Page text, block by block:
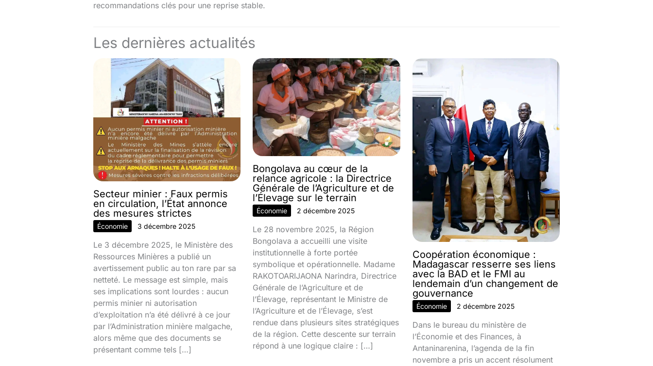
recommandations clés pour une reprise stable.
Les dernières actualités
Secteur minier : Faux permis
en circulation, l’État annonce
des mesures strictes
Économie 3 décembre 2025
Le 3 décembre 2025, le Ministère des
Ressources Minières a publié un
avertissement public au ton rare par sa
netteté. Le message est simple, mais
ses implications sont lourdes : aucun
permis minier ni autorisation
d’exploitation n’a été délivré à ce jour
par l’Administration minière malgache,
alors même que des documents se
présentant comme tels […]
Bongolava au cœur de la
relance agricole : la Directrice
Générale de l’Agriculture et de
l’Élevage sur le terrain
Économie 2 décembre 2025
Le 28 novembre 2025, la Région
Bongolava a accueilli une visite
institutionnelle à forte portée
symbolique et opérationnelle. Madame
RAKOTOARIJAONA Narindra, Directrice
Générale de l’Agriculture et de
l’Élevage, représentant le Ministre de
l’Agriculture et de l’Élevage, s’est
rendue dans plusieurs sites stratégiques
de la région. Cette descente sur terrain
répond à une logique claire : […]
Coopération économique :
Madagascar resserre ses liens
avec la BAD et le FMI au
lendemain d’un changement de
gouvernance
Économie 2 décembre 2025
Dans le bureau du ministère de
l’Économie et des Finances, à
Antaninarenina, l’agenda de la fin
novembre a pris un accent résolument